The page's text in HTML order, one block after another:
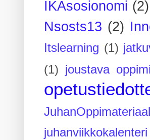
IKÄsosionomi (2)
Nsosts13 (2)
Itslearning (1)
(1) joustava
juhanviikkokalenteri